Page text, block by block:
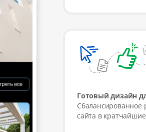
Готовый дизайн
Сбалансированное
сайта в